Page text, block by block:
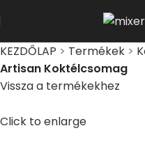
KEZDŐLAP > Termékek >
Artisan Koktélcsomag
Vissza a termékekhez
Click to enlarge